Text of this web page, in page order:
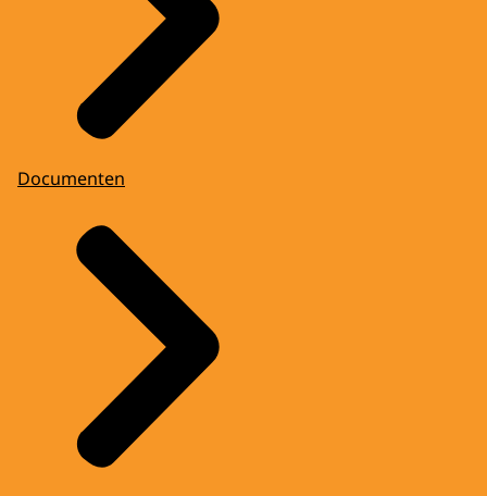
Documenten